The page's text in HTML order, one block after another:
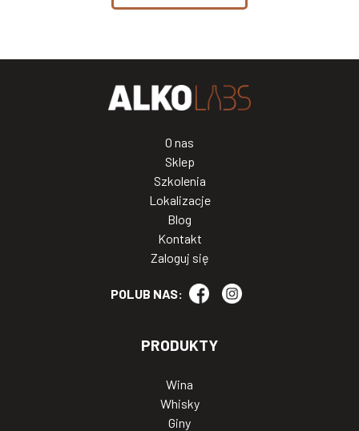
O nas
Sklep
Szkolenia
Lokalizacje
Blog
Kontakt
Zaloguj się
POLUB NAS:
PRODUKTY
Wina
Whisky
Giny